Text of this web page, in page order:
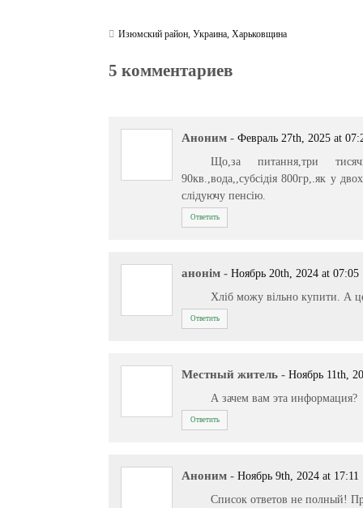
Изюмский район,Украина,Харьковщина
5 комментариев
Аноним - Февраль 27th, 2025 at
Що,за питання,три
90кв.,вода,,субсідія 800гр,.як у
слідуючу пенсію.
Ответить
анонiм - Ноябрь 20th, 2024 at 07:05
Хліб можу вільно купити. А
Ответить
Местный житель - Ноябрь 11th,
А зачем вам эта информация?
Ответить
Аноним - Ноябрь 9th, 2024 at 17:11
Список ответов не полный!